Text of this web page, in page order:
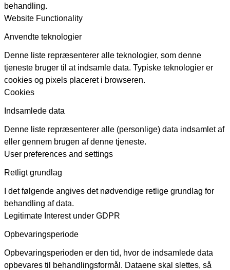
behandling.
Website Functionality
Anvendte teknologier
Denne liste repræsenterer alle teknologier, som denne
tjeneste bruger til at indsamle data. Typiske teknologier er
cookies og pixels placeret i browseren.
Cookies
Indsamlede data
Denne liste repræsenterer alle (personlige) data indsamlet af
eller gennem brugen af denne tjeneste.
User preferences and settings
Retligt grundlag
I det følgende angives det nødvendige retlige grundlag for
behandling af data.
Legitimate Interest under GDPR
Opbevaringsperiode
Opbevaringsperioden er den tid, hvor de indsamlede data
opbevares til behandlingsformål. Dataene skal slettes, så